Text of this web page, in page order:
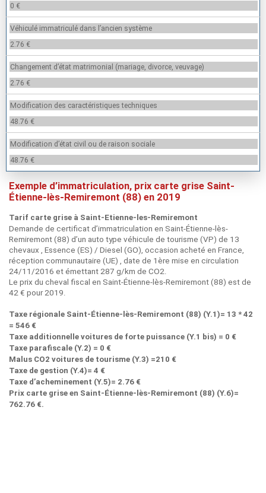
0 €
Véhiculé immatriculé dans l’ancien système
2.76 €
Changement d’état matrimonial (mariage, divorce, veuvage)
2.76 €
Modification des caractéristiques techniques
48.76 €
Modification d’état civil ou de raison sociale
48.76 €
Exemple d’immatriculation, prix carte grise Saint-
Étienne-lès-Remiremont (88) en 2019
Tarif carte grise à Saint-Etienne-les-Remiremont
Demande de certificat d’immatriculation en Saint-Étienne-lès-
Remiremont (88) d’un auto type véhicule de tourisme (VP) de 13
chevaux , Essence (ES) / Diesel (GO), occasion acheté en France,
réception communautaire (UE) , date de 1ère mise en circulation
24/11/2016 et émettant 287 g/km de CO2.
Le prix du cheval fiscal en Saint-Étienne-lès-Remiremont (88) est de
42 € pour 2019.
Taxe régionale Saint-Étienne-lès-Remiremont (88) (Y.1)= 13 * 42
= 546 €
Taxe additionnelle voitures de forte puissance (Y.1 bis) = 0 €
Taxe parafiscale (Y.2) = 0 €
Malus CO2 voitures de tourisme (Y.3) =210 €
Taxe de gestion (Y.4)= 4 €
Taxe d’acheminement (Y.5)= 2.76 €
Prix carte grise en Saint-Étienne-lès-Remiremont (88) (Y.6)=
762.76 €.